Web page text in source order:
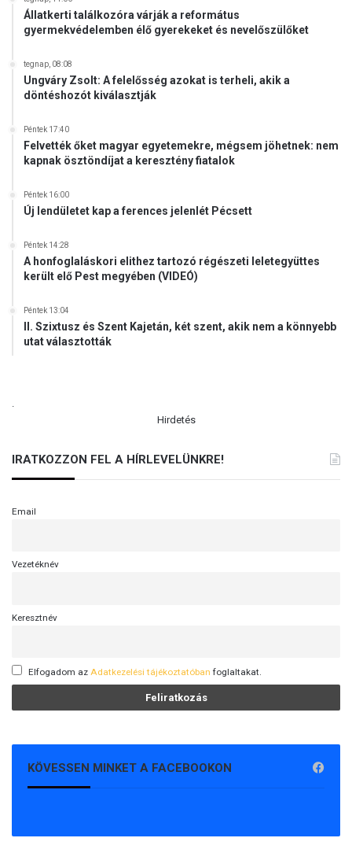
Állatkerti találkozóra várják a református
gyermekvédelemben élő gyerekeket és nevelőszülőket
tegnap, 08:08
Ungváry Zsolt: A felelősség azokat is terheli, akik a
döntéshozót kiválasztják
Péntek 17:40
Felvették őket magyar egyetemekre, mégsem jöhetnek: nem
kapnak ösztöndíjat a keresztény fiatalok
Péntek 16:00
Új lendületet kap a ferences jelenlét Pécsett
Péntek 14:28
A honfoglaláskori elithez tartozó régészeti leletegyüttes
került elő Pest megyében (VIDEÓ)
Péntek 13:04
II. Szixtusz és Szent Kajetán, két szent, akik nem a könnyebb
utat választották
Hirdetés
IRATKOZZON FEL A HÍRLEVELÜNKRE!
Email
Vezetéknév
Keresztnév
Elfogadom az Adatkezelési tájékoztatóban foglaltakat.
KÖVESSEN MINKET A FACEBOOKON